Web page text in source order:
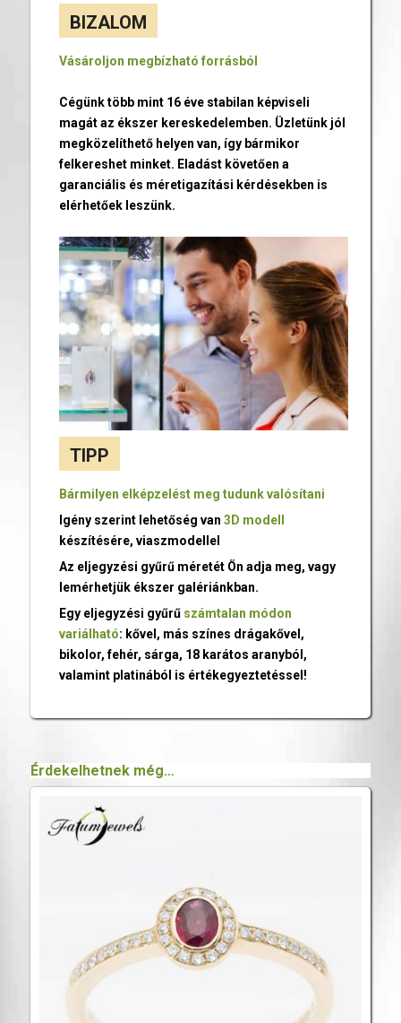
BIZALOM
Vásároljon megbízható forrásból
Cégünk több mint 16 éve stabilan képviseli
magát az ékszer kereskedelemben. Üzletünk jól
megközelíthető helyen van, így bármikor
felkereshet minket. Eladást követően a
garanciális és méretigazítási kérdésekben is
elérhetőek leszünk.
TIPP
Bármilyen elképzelést meg tudunk valósítani
Igény szerint lehetőség van 3D modell
készítésére, viaszmodellel
Az eljegyzési gyűrű méretét Ön adja meg, vagy
lemérhetjük ékszer galériánkban.
Egy eljegyzési gyűrű számtalan módon
variálható: kővel, más színes drágakővel,
bikolor, fehér, sárga, 18 karátos aranyból,
valamint platinából is értékegyeztetéssel!
Érdekelhetnek még…